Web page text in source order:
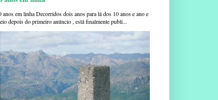
anos em linha Decorridos dois anos para lá dos 10 anos e ano e
depois do primeiro anúncio , está finalmente publi...